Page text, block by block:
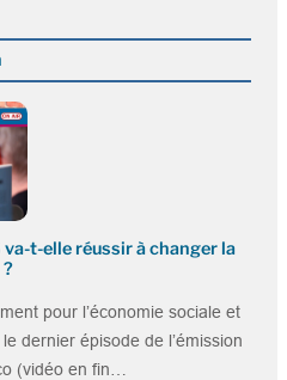
va-t-elle réussir à changer la
pour l’économie sociale et
dernier épisode de l’émission
(vidéo en fin…